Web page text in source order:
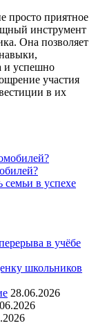
просто приятное
инструмент
Она позволяет
и успешно
участия
в их
семьи в успехе
в учёбе
школьников
28.06.2026